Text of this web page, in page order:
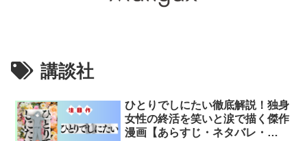
講談社
ひとりでしにたい徹底解説！独身
女性の終活を笑いと涙で描く傑作
漫画【あらすじ・ネタバレ・